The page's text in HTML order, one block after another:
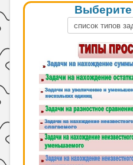
Выберите